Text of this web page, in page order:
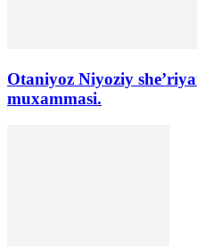
Otaniyoz Niyoziy
muxammasi.